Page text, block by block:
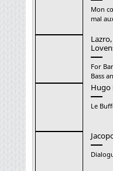
Mon
mal
For
Bass
Hugo
Le